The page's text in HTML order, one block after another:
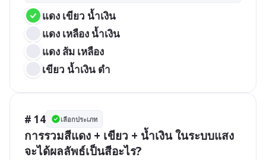
แดง เขียว น้ำเงิน
แดง เหลือง น้ำเงิน
แดง ส้ม เหลือง
เขียว น้ำเงิน ดำ
# 14 เลือกประเภท
การรวมสีแดง + เขียว + น้ำเงิน ในระบบแสง
จะได้ผลลัพธ์เป็นสีอะไร?